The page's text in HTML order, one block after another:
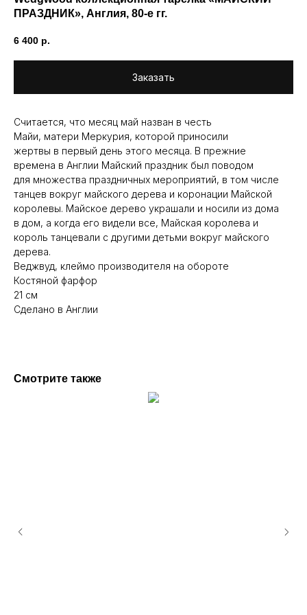
ПРАЗДНИК», Англия, 80-е гг.
6 400 р.
Заказать
Считается, что месяц май назван в честь
Майи, матери Меркурия, которой приносили
жертвы в первый день этого месяца. В прежние
времена в Англии Майский праздник был поводом
для множества праздничных мероприятий, в том числе
танцев вокруг майского дерева и коронации Майской
королевы. Майское дерево украшали и носили из дома
в дом, а когда его видели все, Майская королева и
король танцевали с другими детьми вокруг майского
дерева.
Веджвуд, клеймо производителя на обороте
Костяной фарфор
21 см
Сделано в Англии
Смотрите также